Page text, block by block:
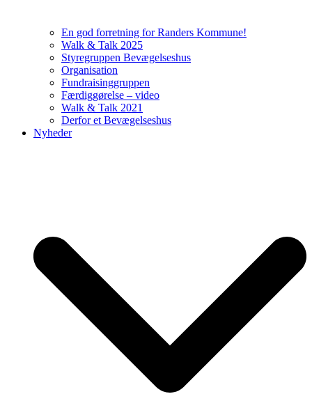
En god forretning for Randers Kommune!
Walk & Talk 2025
Styregruppen Bevægelseshus
Organisation
Fundraisinggruppen
Færdiggørelse – video
Walk & Talk 2021
Derfor et Bevægelseshus
Nyheder